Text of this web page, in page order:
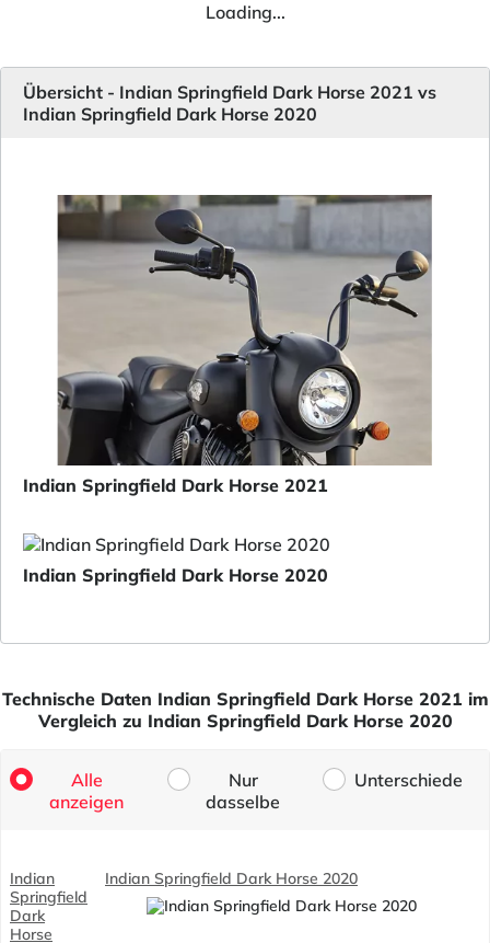
Loading...
Übersicht - Indian Springfield Dark Horse 2021 vs
Indian Springfield Dark Horse 2020
Indian Springfield Dark Horse 2021
Indian Springfield Dark Horse 2020
Technische Daten Indian Springfield Dark Horse 2021 im
Vergleich zu Indian Springfield Dark Horse 2020
Alle
anzeigen
Nur
dasselbe
Unterschiede
Indian
Springfield
Dark
Horse
Indian Springfield Dark Horse 2020